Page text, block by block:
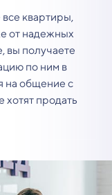
квартиры,
от надежных
вы получаете
по ним в
на общение с
продать